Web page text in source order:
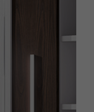
nuestros
muy